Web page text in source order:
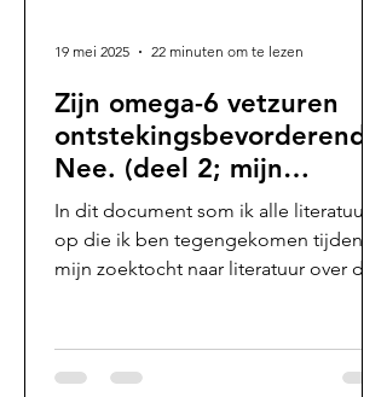
Zijn omega-6 vetzuren
ontstekingsbevorderend?
Nee. (deel 2; mijn
literatuurlijst)
In dit document som ik alle literatuur
op die ik ben tegengekomen tijdens
mijn zoektocht naar literatuur over de
basis van de “omega-6/omega-3
(n6/n3) verhouding” en de
19 mei 2025 22 minuten om te lezen